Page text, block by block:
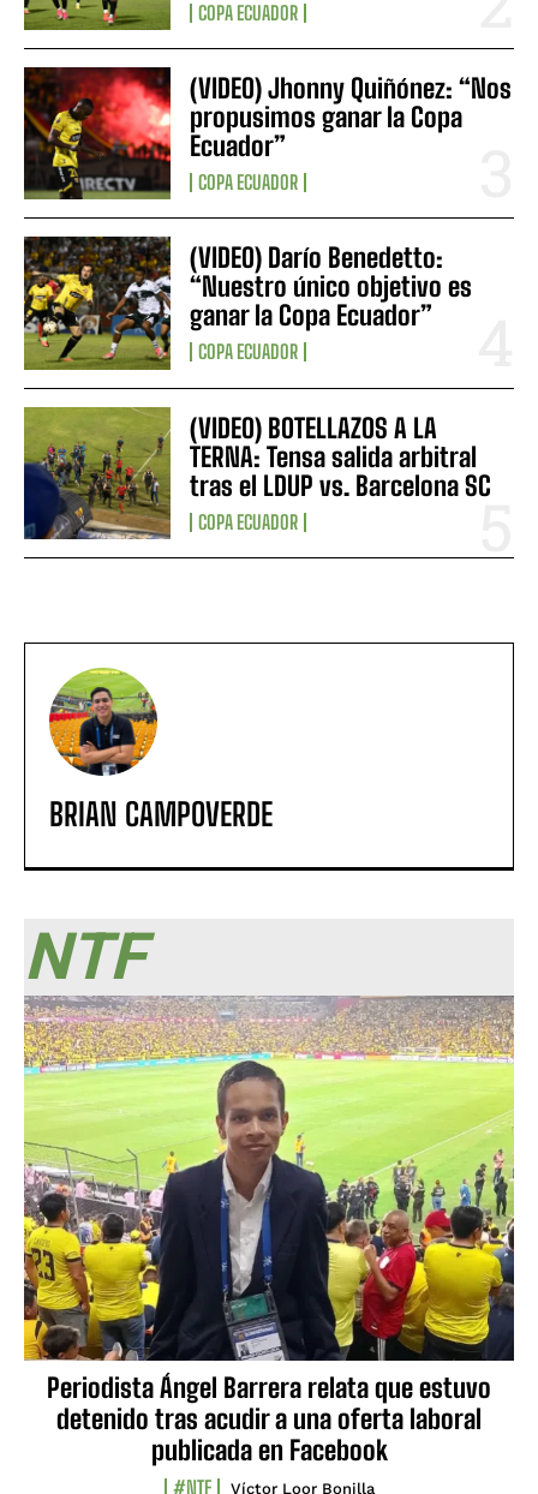
COPA ECUADOR
(VIDEO) Jhonny Quiñónez: “Nos
propusimos ganar la Copa
Ecuador”
COPA ECUADOR
(VIDEO) Darío Benedetto:
“Nuestro único objetivo es
ganar la Copa Ecuador”
COPA ECUADOR
(VIDEO) BOTELLAZOS A LA
TERNA: Tensa salida arbitral
tras el LDUP vs. Barcelona SC
COPA ECUADOR
BRIAN CAMPOVERDE
NTF
Periodista Ángel Barrera relata que estuvo
detenido tras acudir a una oferta laboral
publicada en Facebook
#NTF Víctor Loor Bonilla